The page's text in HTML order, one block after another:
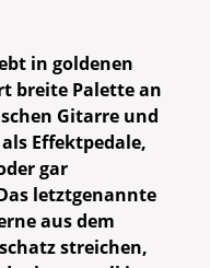
in goldenen
breite Palette an
Gitarre und
Effektpedale,
gar
letztgenannte
aus dem
streichen,